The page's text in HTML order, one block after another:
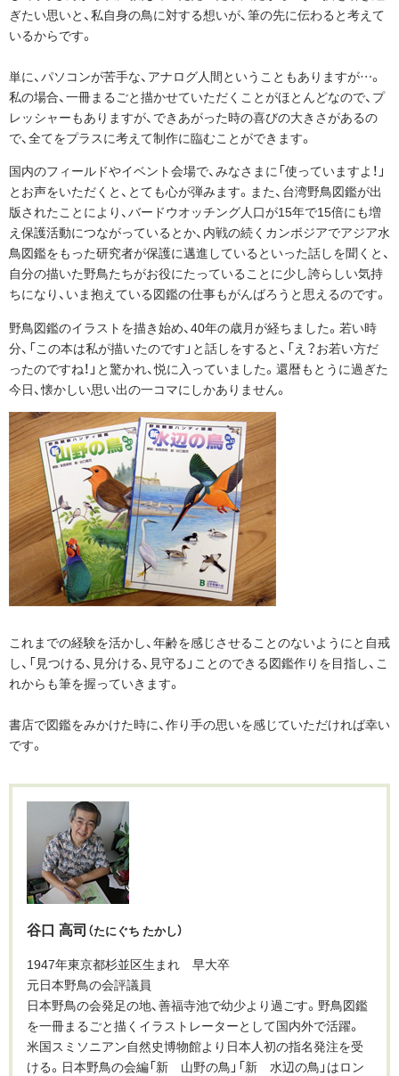
ぎたい思いと、私自身の鳥に対する想いが、筆の先に伝わると考えて
いるからです。
単に、パソコンが苦手な、アナログ人間ということもありますが…。
私の場合、一冊まるごと描かせていただくことがほとんどなので、プ
レッシャーもありますが、できあがった時の喜びの大きさがあるの
で、全てをプラスに考えて制作に臨むことができます。
国内のフィールドやイベント会場で、みなさまに「使っていますよ！」
とお声をいただくと、とても心が弾みます。また、台湾野鳥図鑑が出
版されたことにより、バードウオッチング人口が15年で15倍にも増
え保護活動につながっているとか、内戦の続くカンボジアでアジア水
鳥図鑑をもった研究者が保護に邁進しているといった話しを聞くと、
自分の描いた野鳥たちがお役にたっていることに少し誇らしい気持
ちになり、いま抱えている図鑑の仕事もがんばろうと思えるのです。
野鳥図鑑のイラストを描き始め、40年の歳月が経ちました。若い時
分、「この本は私が描いたのです」と話しをすると、「え？お若い方だ
ったのですね！」と驚かれ、悦に入っていました。還暦もとうに過ぎた
今日、懐かしい思い出の一コマにしかありません。
これまでの経験を活かし、年齢を感じさせることのないようにと自戒
し、「見つける、見分ける、見守る」ことのできる図鑑作りを目指し、こ
れからも筆を握っていきます。
書店で図鑑をみかけた時に、作り手の思いを感じていただければ幸い
です。
谷口 高司 （たにぐち たかし）
1947年東京都杉並区生まれ 早大卒
元日本野鳥の会評議員
日本野鳥の会発足の地、善福寺池で幼少より過ごす。野鳥図鑑
を一冊まるごと描くイラストレーターとして国内外で活躍。
米国スミソニアン自然史博物館より日本人初の指名発注を受
ける。日本野鳥の会編「新 山野の鳥」「新 水辺の鳥」はロン